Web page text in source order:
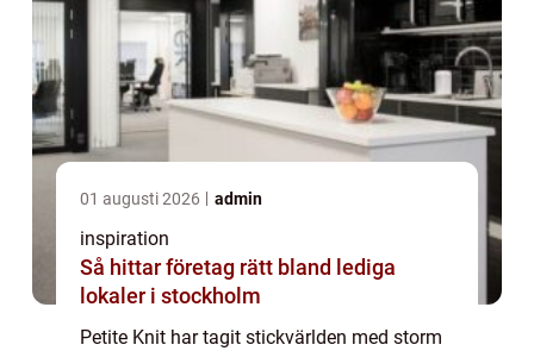
01 augusti 2026 admin
inspiration
Så hittar företag rätt bland lediga
lokaler i stockholm
Petite Knit har tagit stickvärlden med storm